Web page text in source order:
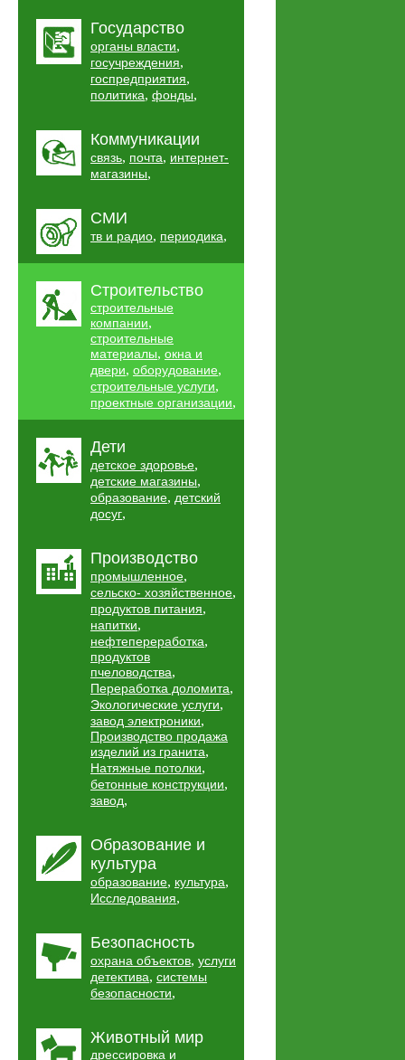
Государство
органы власти,
госучреждения,
госпредприятия,
политика, фонды,
Коммуникации
связь, почта, интернет-
магазины,
СМИ
тв и радио, периодика,
Строительство
строительные
компании,
строительные
материалы, окна и
двери, оборудование,
строительные услуги,
проектные организации,
Дети
детское здоровье,
детские магазины,
образование, детский
досуг,
Производство
промышленное,
сельско- хозяйственное,
продуктов питания,
напитки,
нефтепереработка,
продуктов
пчеловодства,
Переработка доломита,
Экологические услуги,
завод электроники,
Производство продажа
изделий из гранита,
Натяжные потолки,
бетонные конструкции,
завод,
Образование и
культура
образование, культура,
Исследования,
Безопасность
охрана объектов, услуги
детектива, системы
безопасности,
Животный мир
дрессировка и